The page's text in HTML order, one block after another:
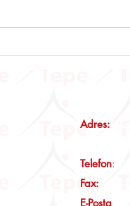
Adres:
Telefon:
Fax:
E-Posta